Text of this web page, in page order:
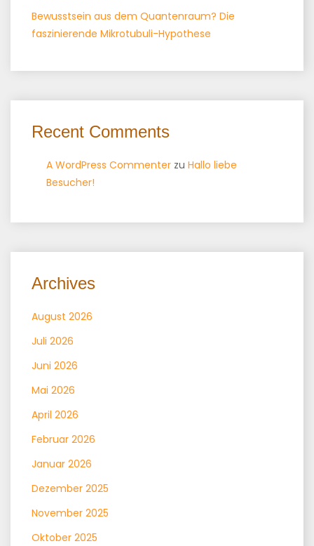
Bewusstsein aus dem Quantenraum? Die
faszinierende Mikrotubuli-Hypothese
Recent Comments
A WordPress Commenter zu Hallo liebe
Besucher!
Archives
August 2026
Juli 2026
Juni 2026
Mai 2026
April 2026
Februar 2026
Januar 2026
Dezember 2025
November 2025
Oktober 2025